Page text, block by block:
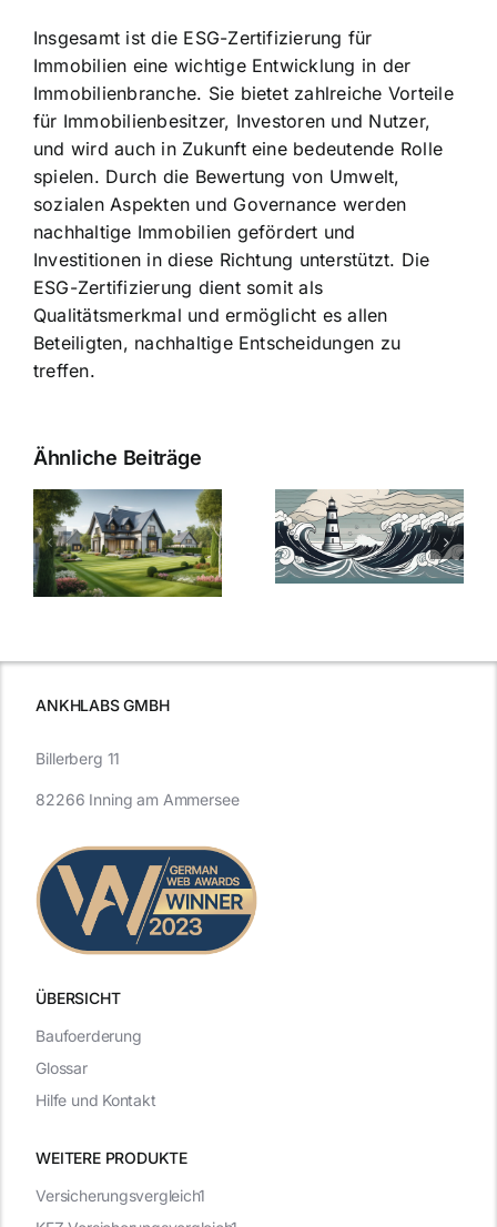
Insgesamt ist die ESG-Zertifizierung für
Immobilien eine wichtige Entwicklung in der
Immobilienbranche. Sie bietet zahlreiche Vorteile
für Immobilienbesitzer, Investoren und Nutzer,
und wird auch in Zukunft eine bedeutende Rolle
spielen. Durch die Bewertung von Umwelt,
sozialen Aspekten und Governance werden
nachhaltige Immobilien gefördert und
Investitionen in diese Richtung unterstützt. Die
ESG-Zertifizierung dient somit als
Qualitätsmerkmal und ermöglicht es allen
Beteiligten, nachhaltige Entscheidungen zu
treffen.
Ähnliche Beiträge
Bauzinsen im
Sturm: Die
aktuelle
Entwicklung
Die Evolution
der
Bauzinsen: Ein
Blick in die
ANKHLABS GMBH
ÜBERSICHT
WEITERE PRODUKTE
Versicherungsvergleich1
Billerberg 11
82266 Inning am Ammersee
Baufoerderung
Glossar
Hilfe und Kontakt